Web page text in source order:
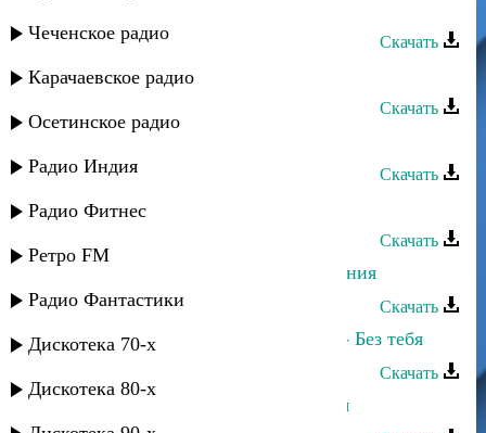
Чеченское радио
Карачаевское радио
Осетинское радио
Радио Индия
Радио Фитнес
Ретро FM
Радио Фантастики
Дискотека 70-х
Дискотека 80-х
Скачать
Юлдуз Топаева - Мама
Скачать
Скачать
Юлдуз Топаева - Для тебя
Скачать
Зухра Магомедова - С Днём рождения
Скачать
Адиль Уцумуев и Юлдуз Топаева - Без тебя
Скачать
Тимур Темиров - С днем рождения